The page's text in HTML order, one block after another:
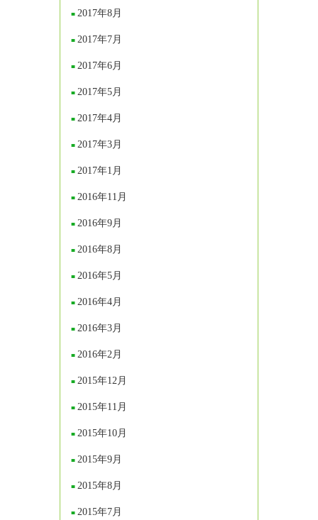
2017年8月
2017年7月
2017年6月
2017年5月
2017年4月
2017年3月
2017年1月
2016年11月
2016年9月
2016年8月
2016年5月
2016年4月
2016年3月
2016年2月
2015年12月
2015年11月
2015年10月
2015年9月
2015年8月
2015年7月